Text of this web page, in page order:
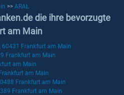
>> ARAL
die ihre bevorzugte
am Main
60431 Frankfurt am Main
Frankfurt am Main
am Main
am Main
Frankfurt am Main
Frankfurt am Main